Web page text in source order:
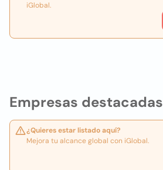
Empresas destacadas
¿Quieres estar listado aquí?
Mejora tu alcance global con iGlobal.
iGlobal.